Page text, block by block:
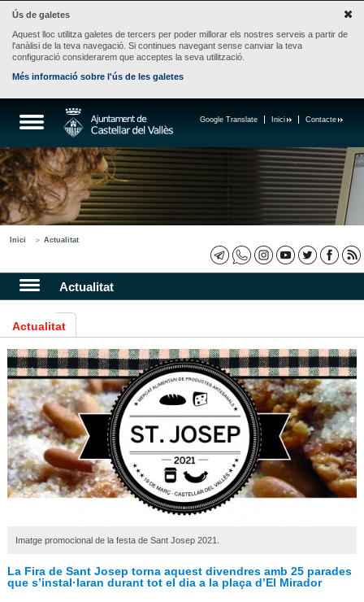
Ús de galetes
Aquest lloc utilitza galetes de tercers per poder millorar els nostres serveis a partir de
l'anàlisi de la teva navegació. Si continues navegant sense canviar la teva
configuració considerarem que acceptes la seva utilització.
Més informació sobre l'ús de les galetes
Contacte
Inici
Google Translate
Inici Actualitat
Actualitat
Actualitat
Imatge promocional de la festa de Sant Josep 2021.
La Fira de Sant Josep torna aquest divendres amb 25 parades
que s’instal·laran durant tot el dia a la plaça d’El Mirador